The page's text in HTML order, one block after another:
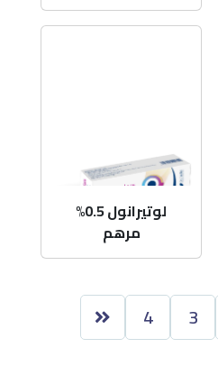
لوتيرانول 0.5%
مرهم
3
4